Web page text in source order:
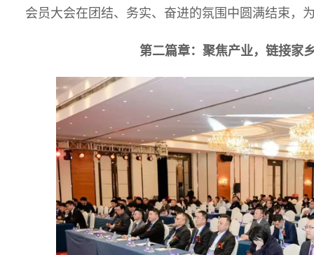
会员大会在团结、务实、奋进的氛围中圆满结束，
第二篇章：聚焦产业，链接家